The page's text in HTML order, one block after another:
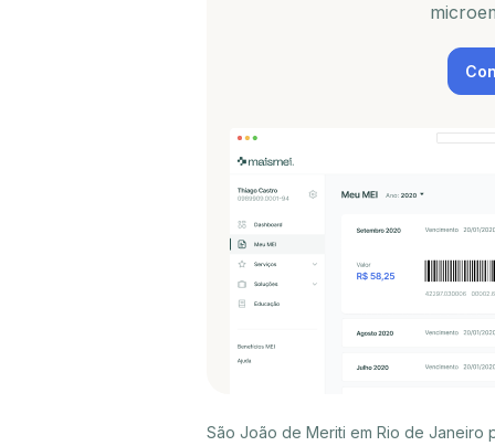
São João de Meriti em Rio de Janeiro